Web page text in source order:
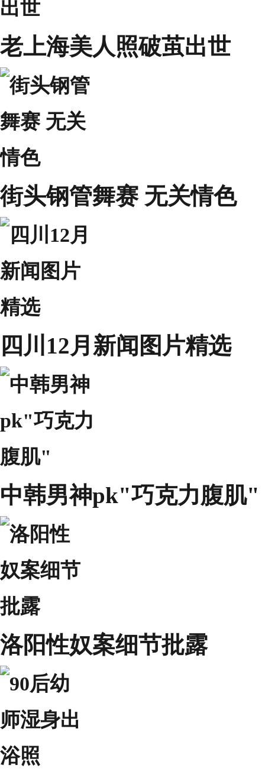
老上海美人照破茧出世
街头钢管舞赛 无关情色
四川12月新闻图片精选
中韩男神pk"巧克力腹肌"
洛阳性奴案细节批露